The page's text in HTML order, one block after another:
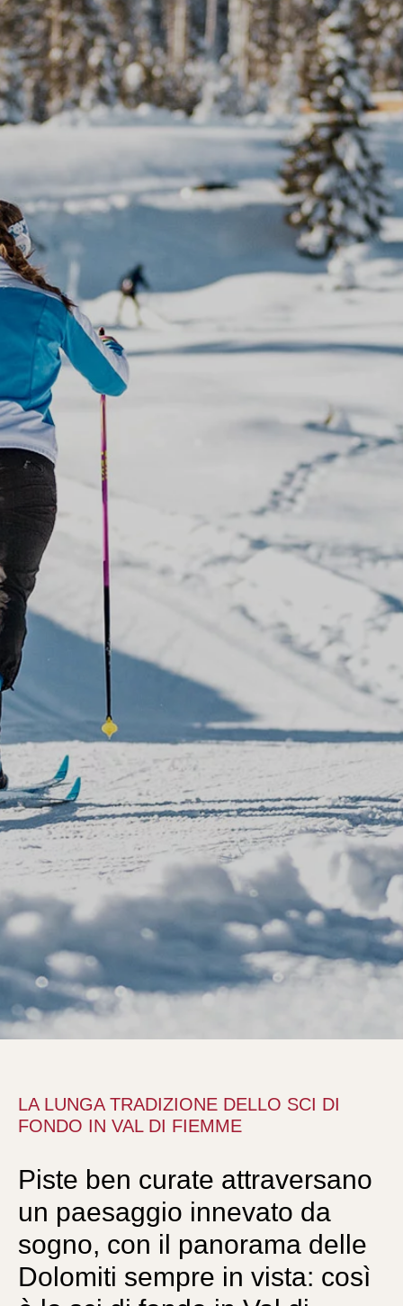
LA LUNGA TRADIZIONE DELLO SCI DI
FONDO IN VAL DI FIEMME
Piste ben curate attraversano
un paesaggio innevato da
sogno, con il panorama delle
Dolomiti sempre in vista: così